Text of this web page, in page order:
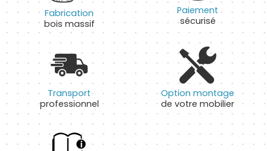
Fabrication
bois massif
Paiement
sécurisé
Transport
professionnel
Option montage
de votre mobilier